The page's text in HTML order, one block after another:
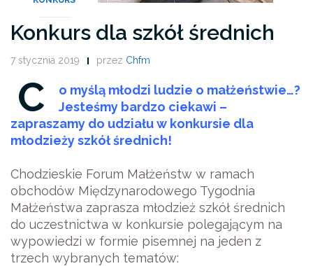
Konkurs dla szkół średnich
7 stycznia 2019 przez Chfm
C
o myślą młodzi ludzie o małżeństwie…?
Jesteśmy bardzo ciekawi –
zapraszamy do udziału w konkursie dla
młodzieży szkół średnich!
Chodzieskie Forum Małżeństw w ramach
obchodów Międzynarodowego Tygodnia
Małżeństwa zaprasza młodzież szkół średnich
do uczestnictwa w konkursie polegającym na
wypowiedzi w formie pisemnej na jeden z
trzech wybranych tematów: